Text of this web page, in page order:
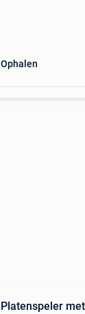
Ophalen
Platenspeler